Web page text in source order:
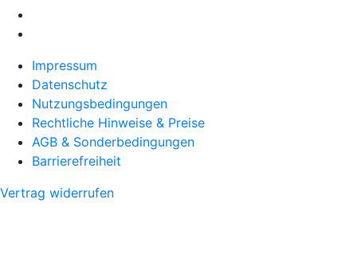
Impressum
Datenschutz
Nutzungsbedingungen
Rechtliche Hinweise & Preise
AGB & Sonderbedingungen
Barrierefreiheit
Vertrag widerrufen